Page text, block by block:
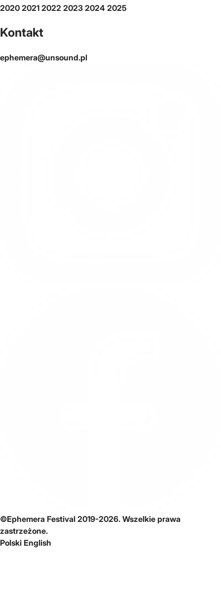
2020 2021 2022 2023 2024 2025
Kontakt
ephemera@unsound.pl
©Ephemera Festival 2019-2026. Wszelkie prawa
zastrzeżone.
Polski English